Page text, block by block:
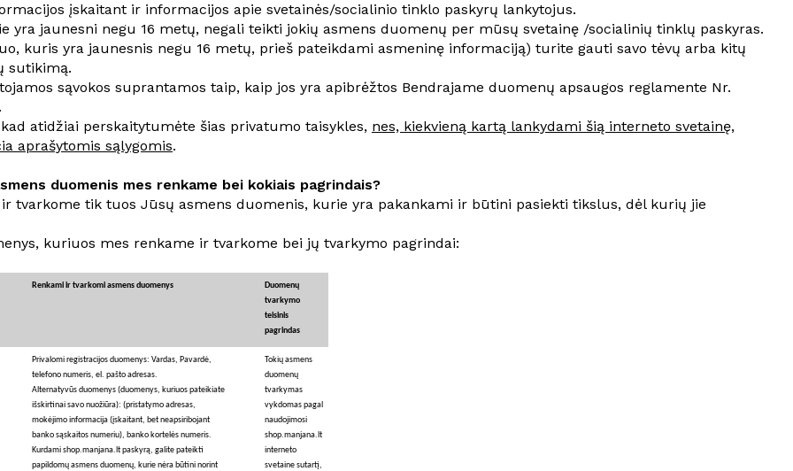
įskaitant ir informacijos apie svetainės/socialinio tinklo paskyrų lankytojus.
yra jaunesni negu 16 metų, negali teikti jokių asmens duomenų per mūsų svetainę /socialinių tinklų paskyras.
kuris yra jaunesnis negu 16 metų, prieš pateikdami asmeninę informaciją) turite gauti savo tėvų arba kitų
sutikimą.
sąvokos suprantamos taip, kaip jos yra apibrėžtos Bendrajame duomenų apsaugos reglamente Nr.
atidžiai perskaitytumėte šias privatumo taisykles, nes, kiekvieną kartą lankydami šią interneto svetainę,
aprašytomis sąlygomis.
duomenis mes renkame bei kokiais pagrindais?
ir tvarkome tik tuos Jūsų asmens duomenis, kurie yra pakankami ir būtini pasiekti tikslus, dėl kurių jie
kuriuos mes renkame ir tvarkome bei jų tvarkymo pagrindai:
Renkami ir tvarkomi asmens duomenys
Duomenų
tvarkymo
teisinis
pagrindas
Privalomi registracijos duomenys: Vardas, Pavardė,
telefono numeris, el. pašto adresas.
Alternatyvūs duomenys (duomenys, kuriuos pateikiate
išskirtinai savo nuožiūra): (pristatymo adresas,
mokėjimo informacija (įskaitant, bet neapsiribojant
banko sąskaitos numeriu), banko kortelės numeris.
Kurdami shop.manjana.lt paskyrą, galite pateikti
papildomų asmens duomenų, kurie nėra būtini norint
Tokių asmens
duomenų
tvarkymas
vykdomas pagal
naudojimosi
shop.manjana.lt
interneto
svetaine sutartį,